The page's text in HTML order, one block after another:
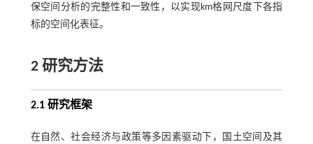
保空间分析的完整性和一致性，以实现km格网尺度下各指
标的空间化表征。
2 研究方法
2.1 研究框架
在自然、社会经济与政策等多因素驱动下，国土空间及其